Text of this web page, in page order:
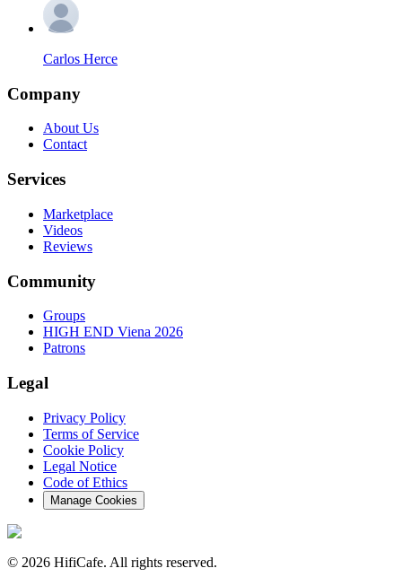
Carlos Herce
Company
About Us
Contact
Services
Marketplace
Videos
Reviews
Community
Groups
HIGH END Viena 2026
Patrons
Legal
Privacy Policy
Terms of Service
Cookie Policy
Legal Notice
Code of Ethics
Manage Cookies
© 2026 HifiCafe. All rights reserved.